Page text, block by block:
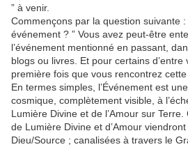
” à venir.
Commençons par la question suivante :
événement ? ” Vous avez peut-être
l’événement mentionné en passant,
blogs ou livres. Et pour certains d’entre
première fois que vous rencontrez cette
En termes simples, l’Événement est
cosmique, complètement visible, à
Lumière Divine et de l’Amour sur
de Lumière Divine et d’Amour
Dieu/Source ; canalisées à travers le